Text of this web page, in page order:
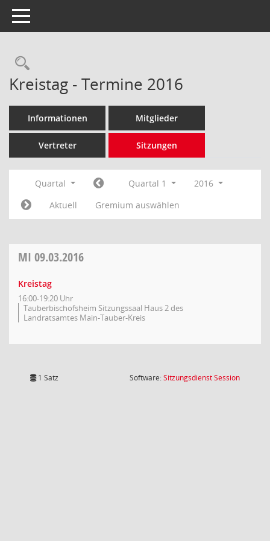
Toggle navigation
Rechercheauswahl
Kreistag - Termine 2016
Informationen Mitglieder
Vertreter Sitzungen
Quartal Quartal 1
2016
Aktuell
Gremium auswählen
MI 09.03.2016
Kreistag
16:00-19:20 Uhr
Tauberbischofsheim Sitzungssaal Haus 2 des
Landratsamtes Main-Tauber-Kreis
1 Satz Software:SitzungsdienstSession(Wird in